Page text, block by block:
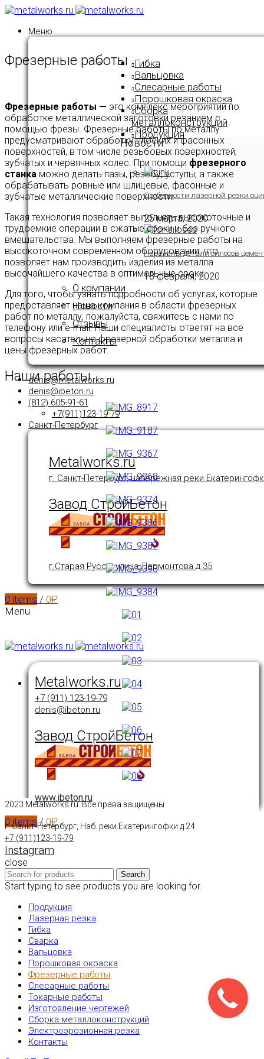
Меню
Гибка
Вальцовка
Слесарные работы
Порошковая окраска
Сборка
металлоконструкций
Продукция
Новости
Особенности лазерной резки
25 марта, 2020
Нарезаны детали силосов
18 февраля, 2020
О компании
Новости
Отзывы
Контакты
denis@metalworks.ru
denis@ibeton.ru
(812) 605-91-61
+7(911)123-19-79
Санкт-Петербург
Metalworks.ru
г. Санкт-Петербург, набережная реки
Завод СтройБетон
г.Старая Русса, улица Лермонтова д.35
0 items / 0₽
Menu
Metalworks.ru
+7 (911) 123-19-79
denis@ibeton.ru
Завод СтройБетон
www.ibeton.ru
0 items / 0₽
Фрезерные работы
Фрезерные работы — это комплекс мероприятий по
обработке металлической заготовки резанием с
помощью фрезы. Фрезерные работы по металлу
предусматривают обработку плоских и фасонных
поверхностей, в том числе резьбовых поверхностей,
зубчатых и червячных колес. При помощи фрезерного
станка можно делать пазы, резьбу, уступы, а также
обрабатывать ровные или шлицевые, фасонные и
зубчатые металлические поверхности.
Такая технология позволяет выполнять высокоточные и
трудоемкие операции в сжатые сроки и без ручного
вмешательства. Мы выполняем фрезерные работы на
высокоточном современном оборудовании, что
позволяет нам производить изделия из металла
высочайшего качества в оптимальные сроки.
Для того, чтобы узнать подробности об услугах, которые
предоставляет наша компания в области фрезерных
работ по металлу, пожалуйста, свяжитесь с нами по
телефону или e-mail. Наши специалисты ответят на все
вопросы касательно фрезерной обработки металла и
цены фрезерных работ.
Наши работы
2023 Metalworks.ru. Все права защищены
г. Санкт-Петербург, Наб. реки Екатерингофки д.24
+7 (911)123-19-79
Instagram
close
Search
Start typing to see products you are looking for.
Продукция
Лазерная резка
Гибка
Сварка
Вальцовка
Порошковая окраска
Фрезерные работы
Слесарные работы
Токарные работы
Изготовление чертежей
Сборка металлоконструкций
Электроэрозионная резка
Контакты